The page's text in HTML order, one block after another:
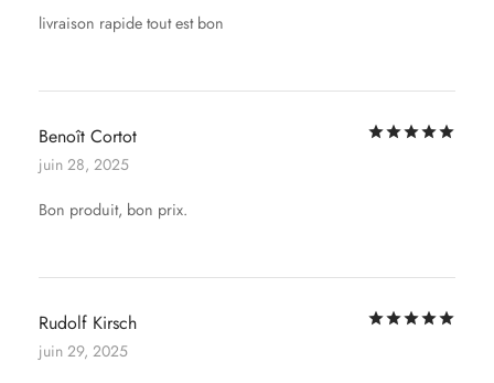
livraison rapide tout est bon
Benoît Cortot
juin 28, 2025
Bon produit, bon prix.
Rudolf Kirsch
juin 29, 2025